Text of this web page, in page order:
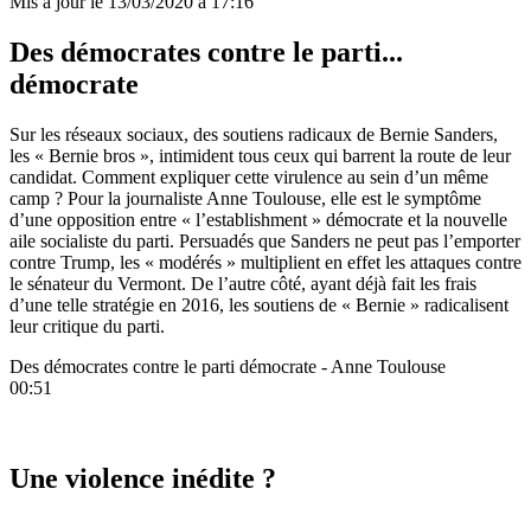
Des démocrates contre le parti...
démocrate
Sur les réseaux sociaux, des soutiens radicaux de Bernie Sanders,
les « Bernie bros », intimident tous ceux qui barrent la route de leur
candidat. Comment expliquer cette virulence au sein d’un même
camp ? Pour la journaliste Anne Toulouse, elle est le symptôme
d’une opposition entre « l’establishment » démocrate et la nouvelle
aile socialiste du parti. Persuadés que Sanders ne peut pas l’emporter
contre Trump, les « modérés » multiplient en effet les attaques contre
le sénateur du Vermont. De l’autre côté, ayant déjà fait les frais
d’une telle stratégie en 2016, les soutiens de « Bernie » radicalisent
leur critique du parti.
Des démocrates contre le parti démocrate - Anne Toulouse
00:51
Une violence inédite ?